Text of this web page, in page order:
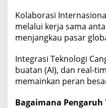
Kolaborasi
melalui kerja sama
menjangkau pasar
Integrasi Teknologi
buatan (AI), dan real-
memainkan peran
Bagaimana